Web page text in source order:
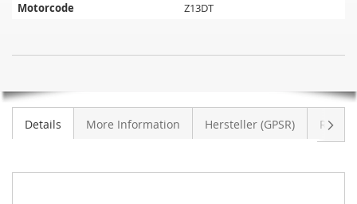
Motorcode
Z13DT
Combo
Tour
1.3
VOORRAAD
Details More Information Hersteller (GPSR)